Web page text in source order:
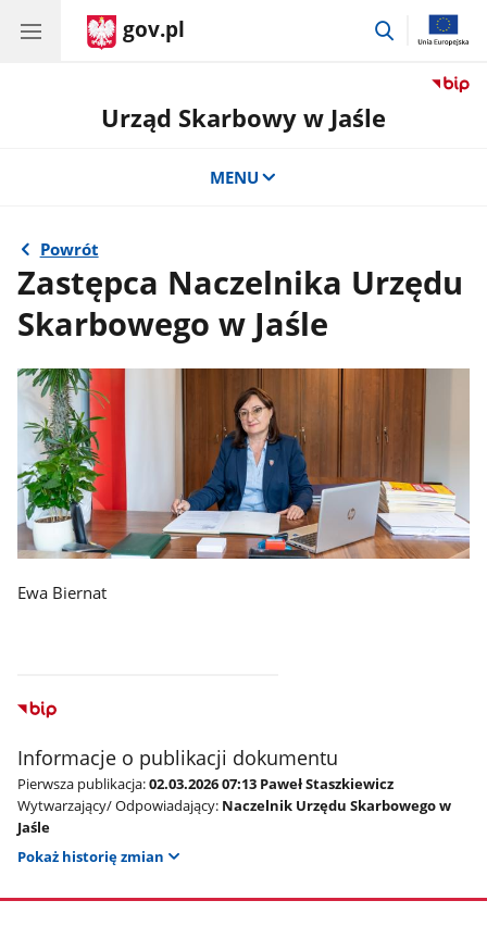
gov.pl
przejdź
Urząd Skarbowy w Jaśle
MENU
Powrót
Zastępca Naczelnika Urzędu
Skarbowego w Jaśle
Ewa Biernat
Informacje o publikacji dokumentu
Pierwsza publikacja:02.03.2026 07:13 Paweł Staszkiewicz
Wytwarzający/ Odpowiadający: Naczelnik Urzędu Skarbowego w
Jaśle
Pokaż historię zmian